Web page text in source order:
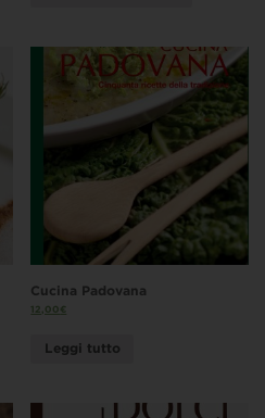
Cucina Padovana
12,00€
Leggi tutto